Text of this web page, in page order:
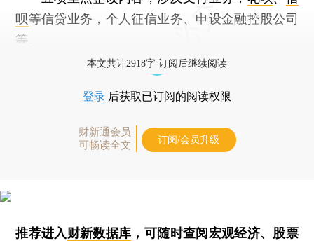
呗等信贷业务，个人征信业务、申设金融控股公司
等。
本文共计2918字 订阅后继续阅读
登录 后获取已订阅的阅读权限
财新通会员
可畅读全文
订阅/会员升级
推荐进入财新数据库 ，可随时查阅宏观经济、股票